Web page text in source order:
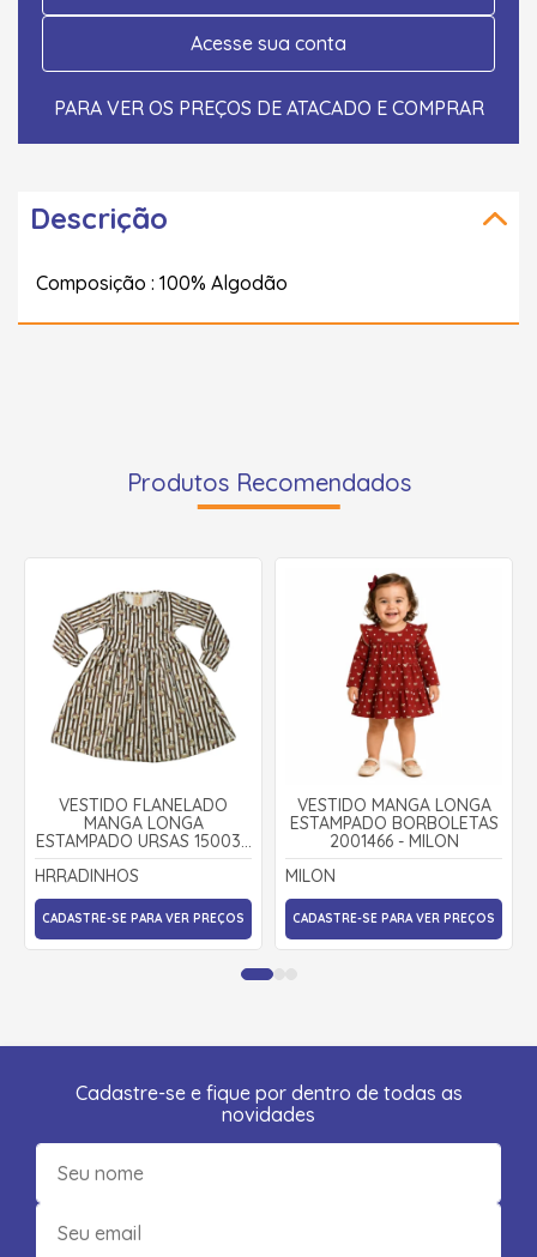
Acesse sua conta
PARA VER OS PREÇOS DE ATACADO E COMPRAR
Descrição
Composição : 100% Algodão
Produtos Recomendados
VESTIDO FLANELADO
MANGA LONGA
ESTAMPADO URSAS 15003 -
HRRADINHOS
HRRADINHOS
CADASTRE-SE PARA VER PREÇOS
VESTIDO MANGA LONGA
ESTAMPADO BORBOLETAS
2001466 - MILON
MILON
CADASTRE-SE PARA VER PREÇOS
Cadastre-se e fique por dentro de todas as
novidades